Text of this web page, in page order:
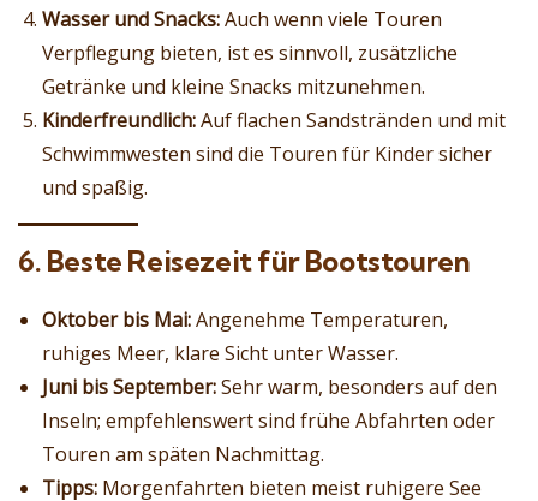
Wasser und Snacks:Auch wenn viele Touren
Verpflegung bieten, ist es sinnvoll, zusätzliche
Getränke und kleine Snacks mitzunehmen.
Kinderfreundlich:Auf flachen Sandstränden und mit
Schwimmwesten sind die Touren für Kinder sicher
und spaßig.
6. Beste Reisezeit für Bootstouren
Oktober bis Mai:Angenehme Temperaturen,
ruhiges Meer, klare Sicht unter Wasser.
Juni bis September:Sehr warm, besonders auf den
Inseln; empfehlenswert sind frühe Abfahrten oder
Touren am späten Nachmittag.
Tipps: Morgenfahrten bieten meist ruhigere See